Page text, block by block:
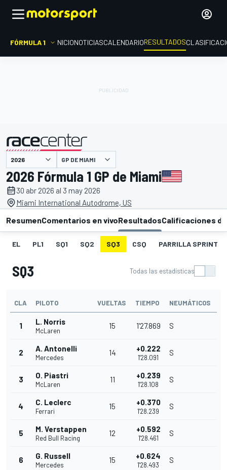
FÓRMULA 1 INICIONOTICIASCALENDARIORESULTADOS
presentado por GP DE MIAMI
2026 Fórmula 1 GP de Miami
30 abr 2026 al 3 may 2026
Miami International Autodrome, US
ResumenComentarios en vivoResultadosCalificaciones
EL PL1 SQ1 SQ2 SQ3 CSQ PARRILLA SPRINT
SQ3 Todas las estadísticas
CLA PILOTO VUELTAS TIEMPO NEUMÁTICOS
1 L. Norris
McLaren
15 1'27.869 S
2 A. Antonelli
Mercedes
14 +0.222
1'28.091
S
3 O. Piastri
McLaren
11 +0.239
1'28.108
S
4 C. Leclerc
Ferrari
15 +0.370
1'28.239
S
5 M. Verstappen
Red Bull Racing
12 +0.592
1'28.461
S
6 G. Russell
Mercedes
15 +0.624
1'28.493
S